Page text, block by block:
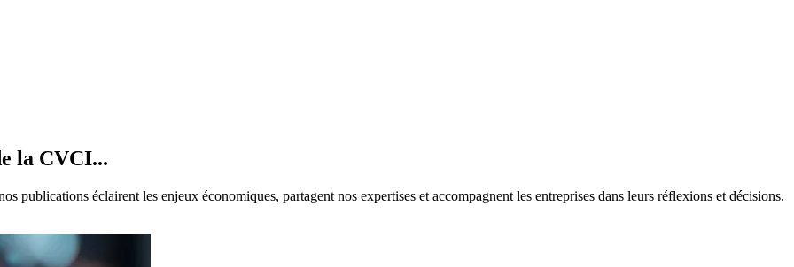
la CVCI...
publications éclairent les enjeux économiques, partagent nos expertises et accompagnent les entreprises dans leurs réflexions et décisions.